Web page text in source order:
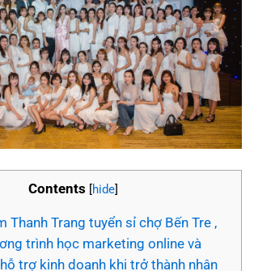
Contents [hide]
Thanh Trang tuyển sỉ chợ Bến Tre ,
trình học marketing online và
trợ kinh doanh khi trở thành nhân